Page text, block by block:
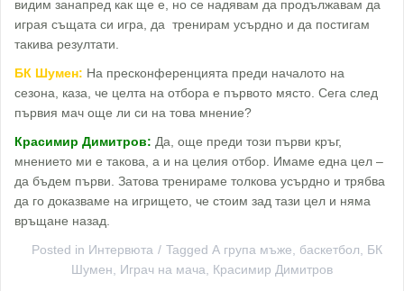
видим занапред как ще е, но се надявам да продължавам да
играя същата си игра, да тренирам усърдно и да постигам
такива резултати.
БК Шумен: На пресконференцията преди началото на
сезона, каза, че целта на отбора е първото място. Сега след
първия мач още ли си на това мнение?
Красимир Димитров: Да, още преди този първи кръг,
мнението ми е такова, а и на целия отбор. Имаме една цел –
да бъдем първи. Затова тренираме толкова усърдно и трябва
да го доказваме на игрището, че стоим зад тази цел и няма
връщане назад.
Posted in Интервюта Tagged А група мъже баскетбол
БК
Шумен
Играч на мача Красимир Димитров